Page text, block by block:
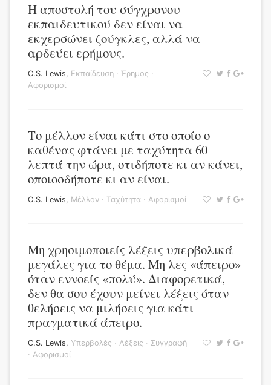
Η αποστολή του σύγχρονου
εκπαιδευτικού δεν είναι να
εκχερσώνει ζούγκλες, αλλά να
αρδεύει ερήμους.
C.S. Lewis, Εκπαίδευση · Έρημος ·
Αφορισμοί
Το μέλλον είναι κάτι στο οποίο ο
καθένας φτάνει με ταχύτητα 60
λεπτά την ώρα, οτιδήποτε κι αν κάνει,
οποιοσδήποτε κι αν είναι.
C.S. Lewis, Μέλλον · Ταχύτητα · Αφορισμοί
Μη χρησιμοποιείς λέξεις υπερβολικά
μεγάλες για το θέμα. Μη λες «άπειρο»
όταν εννοείς «πολύ». Διαφορετικά,
δεν θα σου έχουν μείνει λέξεις όταν
θελήσεις να μιλήσεις για κάτι
πραγματικά άπειρο.
C.S. Lewis, Υπερβολές · Λέξεις · Συγγραφή
· Αφορισμοί